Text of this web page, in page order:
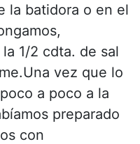
la batidora o en el
1/2 cdta. de sal
vez que lo
a poco a la
preparado
con